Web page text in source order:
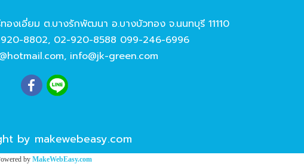
งเอี่ยม ต.บางรักพัฒนา อ.บางบัวทอง จ.นนทบุรี 11110
8802, 02-920-8588 099-246-6996
, info@jk-green.com
by makewebeasy.com
by MakeWebEasy.com